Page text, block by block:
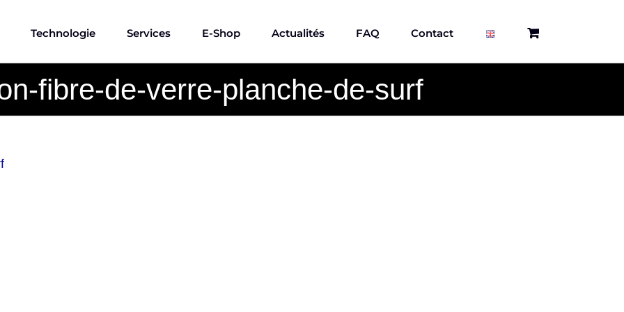
Technologie Services E-Shop Actualités FAQ Contact
fibre-de-verre-planche-de-surf